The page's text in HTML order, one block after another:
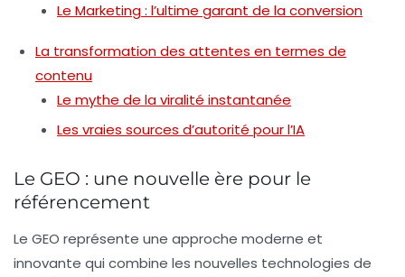
Le Marketing : l’ultime garant de la conversion
La transformation des attentes en termes de
contenu
Le mythe de la viralité instantanée
Les vraies sources d’autorité pour l’IA
Le GEO : une nouvelle ère pour le
référencement
Le GEO représente une approche moderne et
innovante qui combine les nouvelles technologies de